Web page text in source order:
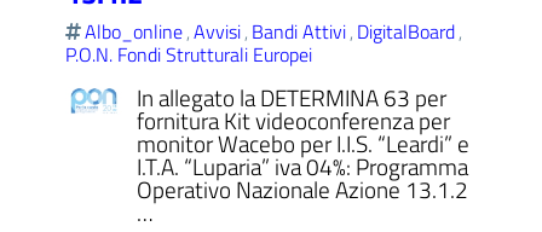
Albo_online,Avvisi, Bandi Attivi, DigitalBoard,
P.O.N. Fondi Strutturali Europei
In allegato la DETERMINA 63 per
fornitura Kit videoconferenza per
monitor Wacebo per I.I.S. “Leardi” e
I.T.A. “Luparia” iva 04%: Programma
Operativo Nazionale Azione 13.1.2
…